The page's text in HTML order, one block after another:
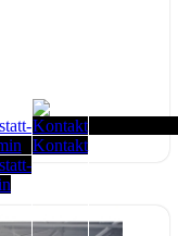
Kontakt